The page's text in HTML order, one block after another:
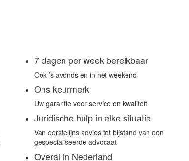
7 dagen per week bereikbaar
Ook ’s avonds en in het weekend
Ons keurmerk
Uw garantie voor service en kwaliteit
Juridische hulp in elke situatie
Van eerstelijns advies tot bijstand van een
gespecialiseerde advocaat
Overal in Nederland